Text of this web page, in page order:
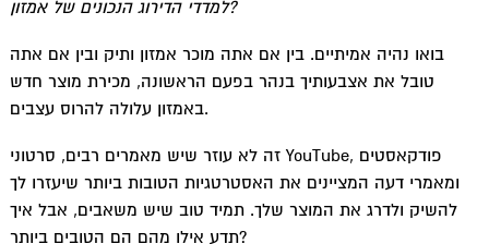
למדדי הדירוג הנכונים של אמזון?
בואו נהיה אמיתיים. בין אם אתה מוכר אמזון ותיק ובין אם אתה
טובל את אצבעותיך בנהר בפעם הראשונה, מכירת מוצר חדש
באמזון עלולה להרוס עצבים.
זה לא עוזר שיש מאמרים רבים, סרטוני YouTube, פודקאסטים
ומאמרי דעה המציינים את האסטרטגיות הטובות ביותר שיעזרו לך
להשיק ולדרג את המוצר שלך. תמיד טוב שיש משאבים, אבל איך
תדע אילו מהם הם הטובים ביותר?